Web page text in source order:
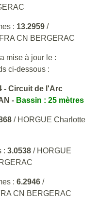
: 13.2959 /
CN BERGERAC
mise à jour le :
ci-dessous :
- Circuit de l'Arc
- Bassin : 25 mètres
/ HORGUE Charlotte
: 3.0538 / HORGUE
: 6.2946 /
CN BERGERAC